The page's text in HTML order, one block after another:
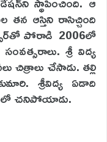
తన ఆస్తిని రాసిచ్చింది
పోరాడి 2006లో
శ్రీ విద్య
చిత్రాలు చేసాడు. తల్లి
శ్రీవిద్య ఏడాది
చనిపోయాడు.